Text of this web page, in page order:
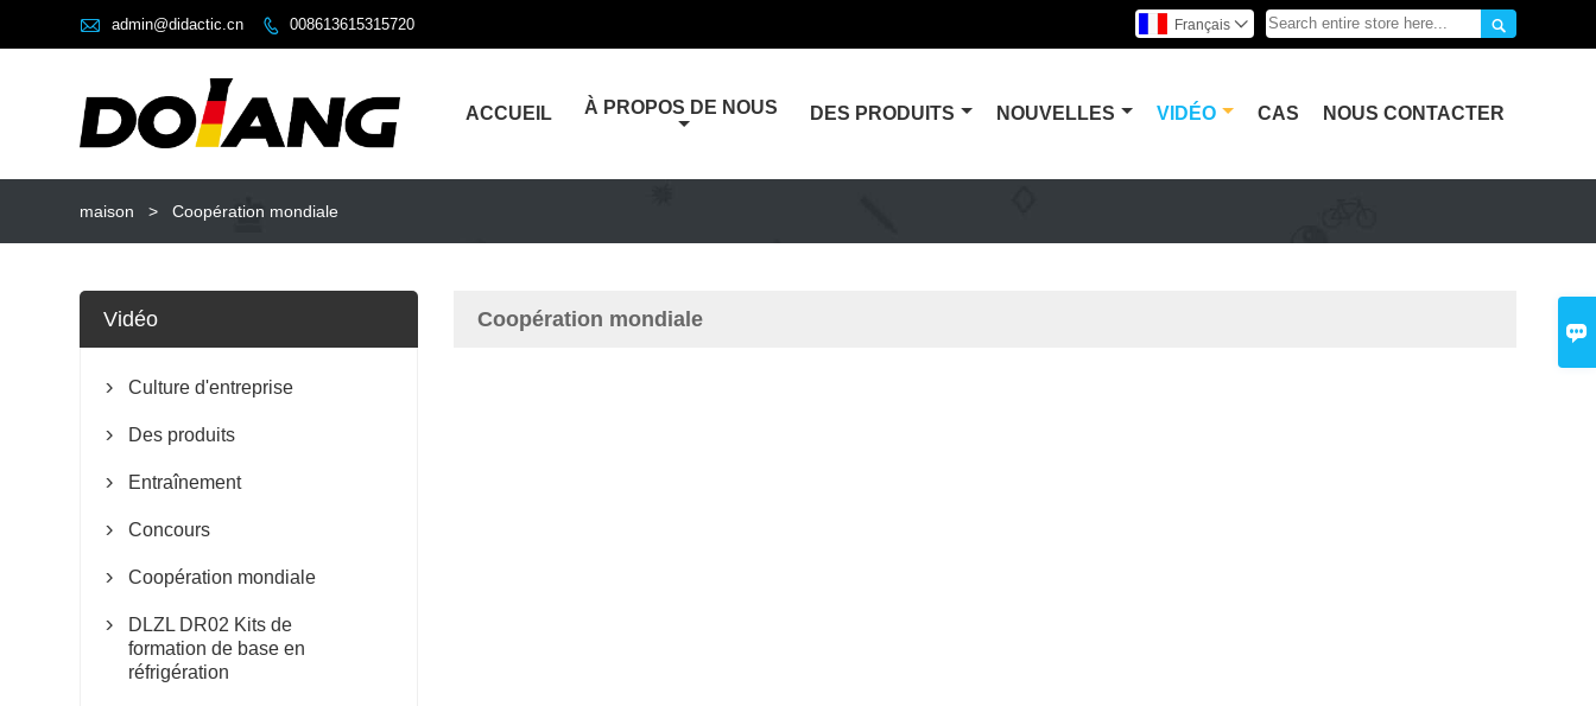

 admin@didactic.cn  008613615315720 
Français 
ACCUEIL À PROPOS DE NOUS DES PRODUITS NOUVELLES VIDÉO CAS NOUS CONTACTER
maison > Coopération mondiale
Coopération mondiale
Vidéo
 Culture d'entreprise
 Des produits
 Entraînement
 Concours
 Coopération mondiale

DLZL DR02 Kits de
formation de base en
réfrigération